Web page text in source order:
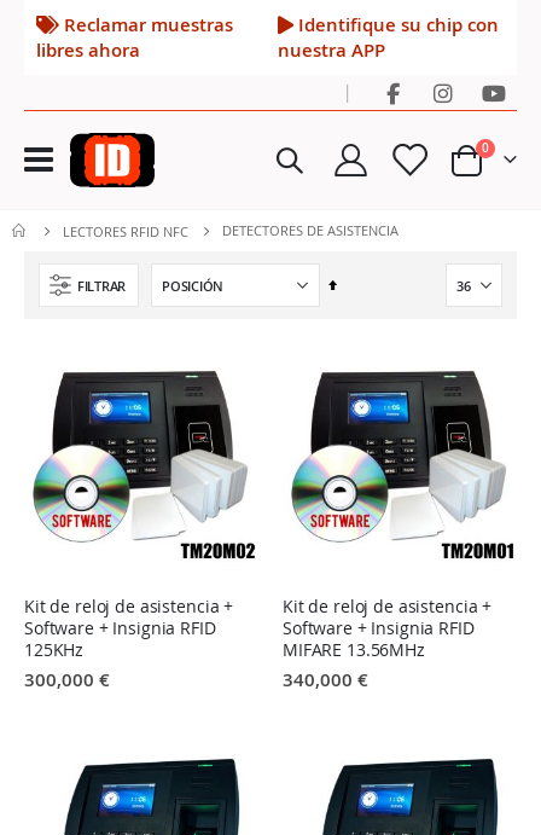
Reclamar muestras
libres ahora
Identifique su chip con
nuestra APP
|
Toggle
Nav Cart
0artículos
LECTORES RFID NFC DETECTORES DE ASISTENCIA
FILTRAR
Fijar
Kit de reloj de asistencia +
Software + Insignia RFID
125KHz
300,000 €
Kit de reloj de asistencia +
Software + Insignia RFID
MIFARE 13.56MHz
340,000 €